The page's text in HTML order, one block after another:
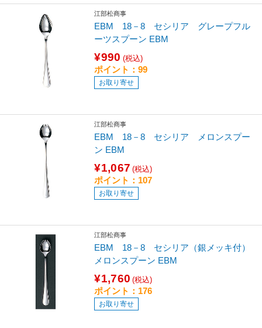
江部松商事
EBM 18－8 セシリア グレープフル
ーツスプーン EBM
¥990 (税込)
ポイント：99
お取り寄せ
江部松商事
EBM 18－8 セシリア メロンスプー
ン EBM
¥1,067 (税込)
ポイント：107
お取り寄せ
江部松商事
EBM 18－8 セシリア（銀メッキ付）
メロンスプーン EBM
¥1,760 (税込)
ポイント：176
お取り寄せ